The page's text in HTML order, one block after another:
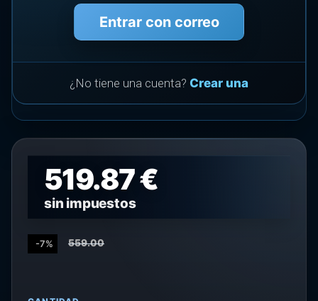
Entrar con correo
¿No tiene una cuenta? Crear una
519.87 €
sin impuestos
-7% 559.00